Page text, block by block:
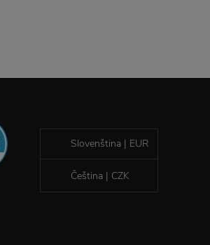
Slovenština | EUR
Čeština | CZK